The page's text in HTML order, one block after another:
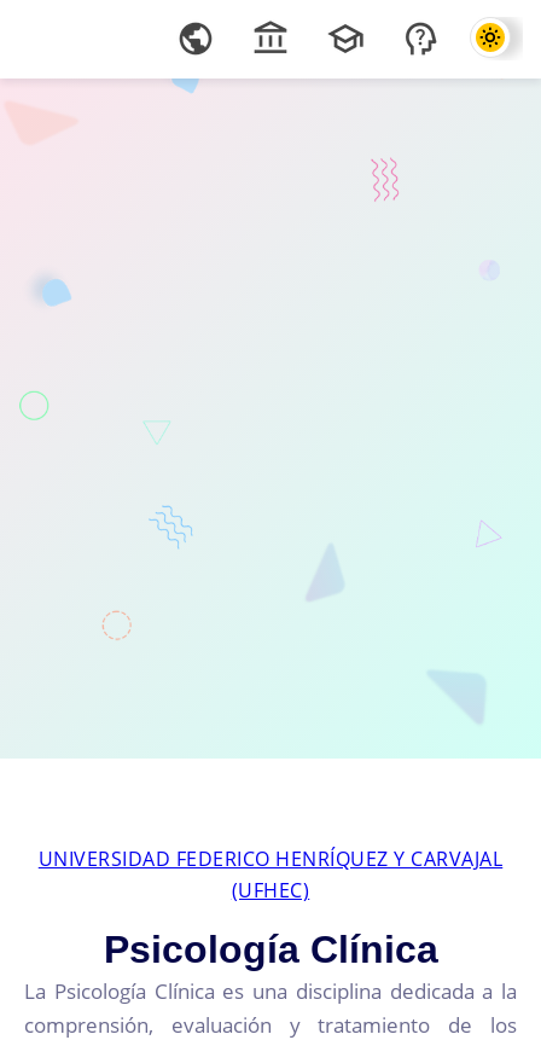
UNIVERSIDAD FEDERICO HENRÍQUEZ Y CARVAJAL
(UFHEC)
Psicología Clínica
La Psicología Clínica es una disciplina dedicada a la
comprensión, evaluación y tratamiento de los